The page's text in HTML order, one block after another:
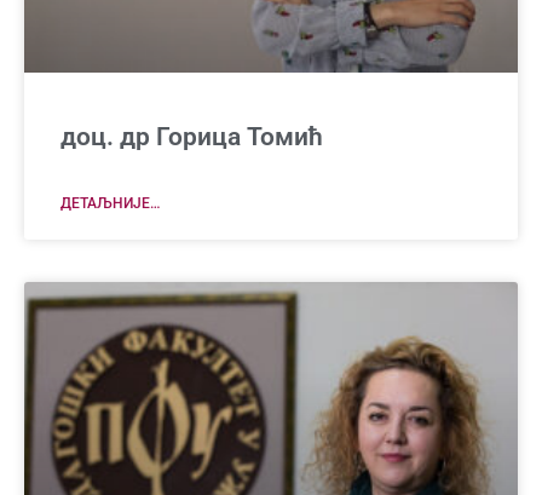
доц. др Горица Томић
ДЕТАЉНИЈЕ…